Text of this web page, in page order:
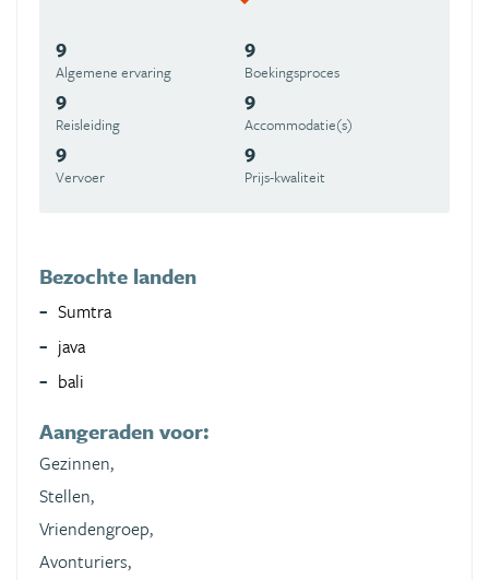
9
Algemene ervaring
9
Boekingsproces
9
Reisleiding
9
Accommodatie(s)
9
Vervoer
9
Prijs-kwaliteit
Bezochte landen
Sumtra
java
bali
Aangeraden voor:
Gezinnen,
Stellen,
Vriendengroep,
Avonturiers,